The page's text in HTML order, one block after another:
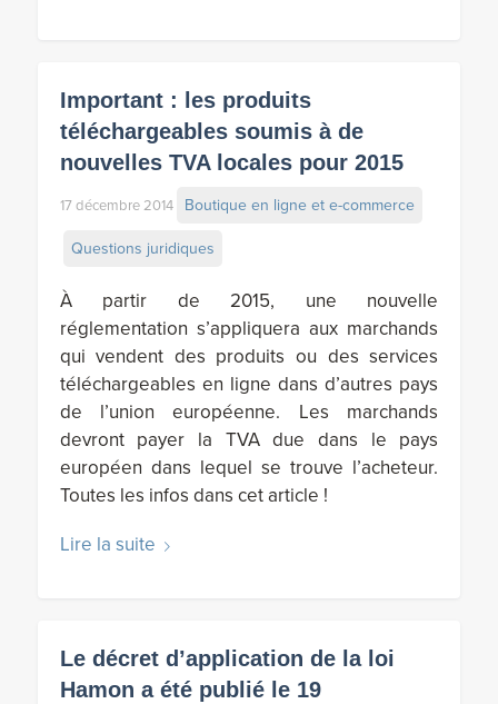
Important : les produits
téléchargeables soumis à de
nouvelles TVA locales pour 2015
17 décembre 2014 Boutique en ligne et e-commerce
Questions juridiques
À partir de 2015, une nouvelle
réglementation s’appliquera aux marchands
qui vendent des produits ou des services
téléchargeables en ligne dans d’autres pays
de l’union européenne. Les marchands
devront payer la TVA due dans le pays
européen dans lequel se trouve l’acheteur.
Toutes les infos dans cet article !
Lire la suite
Le décret d’application de la loi
Hamon a été publié le 19